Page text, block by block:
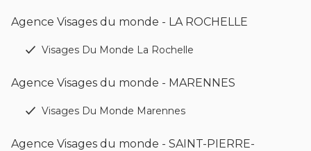
Agence Visages du monde - LA ROCHELLE
Visages Du Monde La Rochelle
Agence Visages du monde - MARENNES
Visages Du Monde Marennes
Agence Visages du monde - SAINT-PIERRE-